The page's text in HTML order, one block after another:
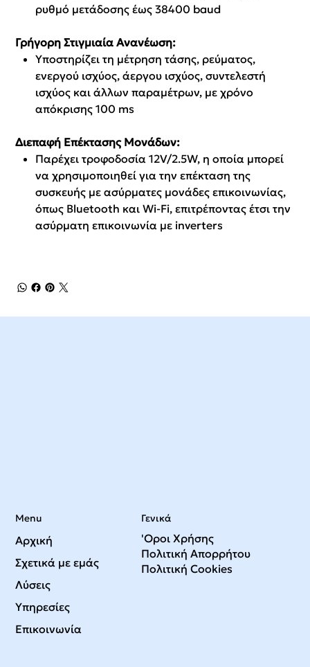
ρυθμό μετάδοσης έως 38400 baud
Γρήγορη Στιγμιαία Ανανέωση:
Υποστηρίζει τη μέτρηση τάσης, ρεύματος,
ενεργού ισχύος, άεργου ισχύος, συντελεστή
ισχύος και άλλων παραμέτρων, με χρόνο
απόκρισης 100 ms
Διεπαφή Επέκτασης Μονάδων:
Παρέχει τροφοδοσία 12V/2.5W, η οποία μπορεί
να χρησιμοποιηθεί για την επέκταση της
συσκευής με ασύρματες μονάδες επικοινωνίας,
όπως Bluetooth και Wi-Fi, επιτρέποντας έτσι την
ασύρματη επικοινωνία με inverters
Menu
Αρχική
Σχετικά με εμάς
Λύσεις
Υπηρεσίες
Επικοινωνία
Γενικά
'Οροι Χρήσης
Πολιτική Απορρήτου
Πολιτική Cookies